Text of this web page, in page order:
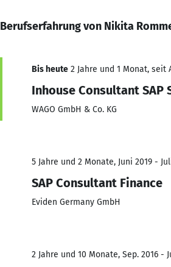
Berufserfahrung von Nikita
Bis heute 2 Jahre und 1 Monat, seit
Inhouse Consultant SAP
WAGO GmbH & Co. KG
5 Jahre und 2 Monate, Juni 2019 -
SAP Consultant Finance
Eviden Germany GmbH
2 Jahre und 10 Monate, Sep. 2016 -